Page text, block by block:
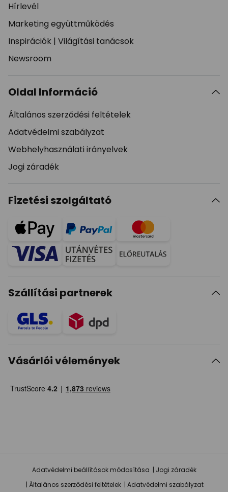
Hírlevél
Marketing együttműködés
Inspirációk | Világítási tanácsok
Newsroom
Oldal Információ
Általános szerződési feltételek
Adatvédelmi szabályzat
Webhelyhasználati irányelvek
Jogi záradék
Fizetési szolgáltató
Szállítási partnerek
Vásárlói vélemények
Adatvédelmi beállítások módosítása
Jogi záradék
Általános szerződési feltételek
Adatvédelmi szabályzat